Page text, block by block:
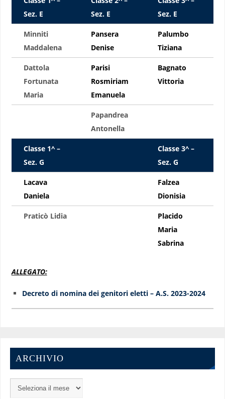
Sez. E
Sez. E
Sez. E
Minniti
Maddalena
Pansera
Denise
Palumbo
Tiziana
Dattola
Fortunata
Maria
Parisi
Rosmiriam
Emanuela
Bagnato
Vittoria
Papandrea
Antonella
Classe 1^ –
Sez. G
Classe 3^ –
Sez. G
Lacava
Daniela
Falzea
Dionisia
Praticò Lidia
Placido
Maria
Sabrina
ALLEGATO:
Decreto di nomina dei genitori eletti – A.S. 2023-2024
ARCHIVIO